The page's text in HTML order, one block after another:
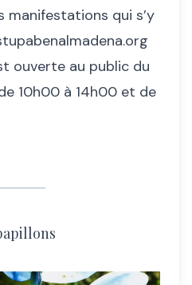
manifestations qui s’y
ouverte au public du
10h00 à 14h00 et de